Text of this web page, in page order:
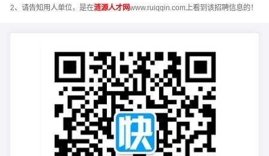
2、请告知用人单位，是在涟源人才网www.ruiqqin.com上看到该招聘信息的！